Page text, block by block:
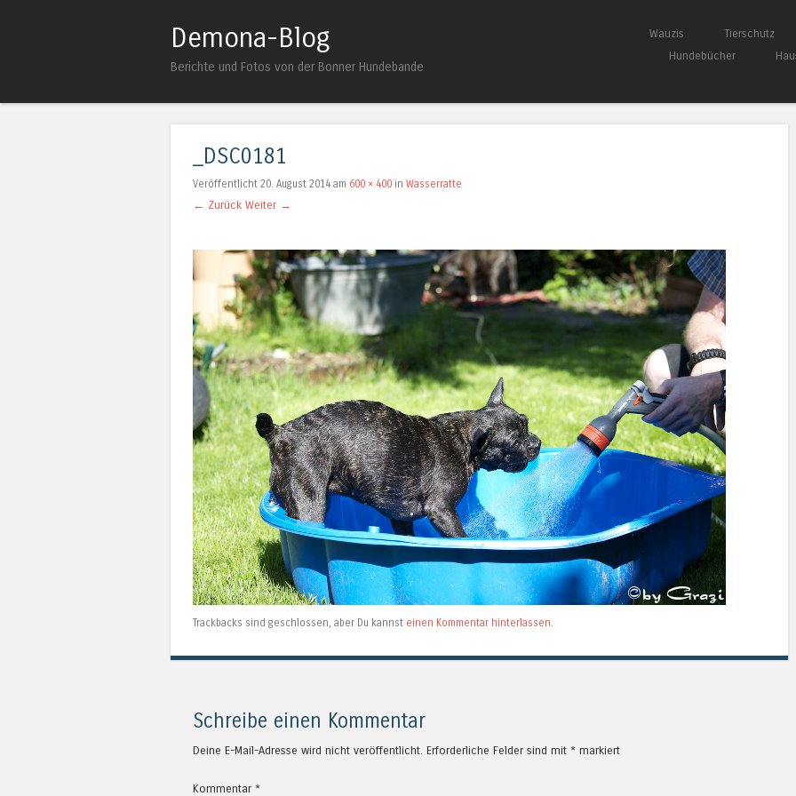
Demona-Blog
Berichte und Fotos von der Bonner Hundebande Menü
Springe zum Inhalt
Wauzis Tierschutz
Hundebücher
_DSC0181
Veröffentlicht 20. August 2014 am 600 × 400 in Wasserratte
← Zurück Weiter →
Trackbacks sind geschlossen, aber Du kannst einen Kommentar hinterlassen.
Schreibe einen Kommentar
Deine E-Mail-Adresse wird nicht veröffentlicht. Erforderliche Felder sind mit * markiert
Kommentar *